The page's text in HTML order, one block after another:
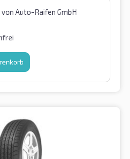
von Auto-Raifen GmbH